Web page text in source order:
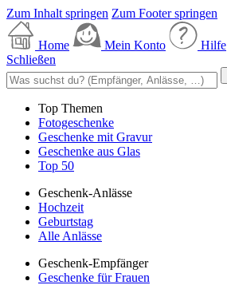
Zum Inhalt springen Zum Footer springen
Home Mein Konto Hilfe
Schließen
Top Themen
Fotogeschenke
Geschenke mit Gravur
Geschenke aus Glas
Top 50
Geschenk-Anlässe
Hochzeit
Geburtstag
Alle Anlässe
Geschenk-Empfänger
Geschenke für Frauen